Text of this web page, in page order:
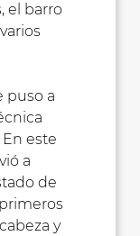
el barro
puso a
este
a
de
y